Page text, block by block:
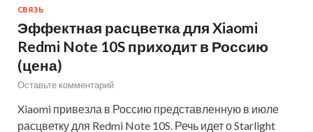
СВЯЗЬ
Эффектная расцветка для Xiaomi
Redmi Note 10S приходит в Россию
(цена)
Оставьте комментарий
Xiaomi привезла в Россию представленную в июле
расцветку для Redmi Note 10S. Речь идет о Starlight